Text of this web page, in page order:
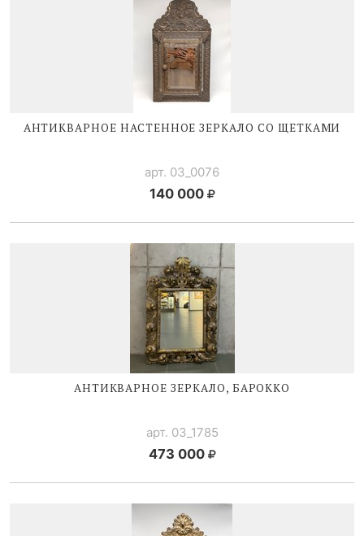
АНТИКВАРНОЕ НАСТЕННОЕ ЗЕРКАЛО СО ЩЕТКАМИ
арт. 03_0076
140 000
АНТИКВАРНОЕ ЗЕРКАЛО, БАРОККО
арт. 03_1785
473 000